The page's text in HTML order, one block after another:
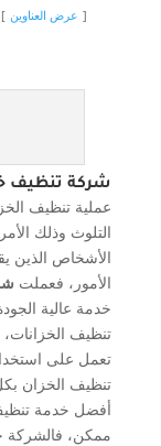
عرض العناوين
شركة تنظيف
عملية تنظيف
التلوث وذلك
الأشخاص الذين
الأمور، فعملت
خدمة عالية
تنظيف
تعمل على
تنظيف الخزان
أفضل خدمة
ممكن، فالشركة